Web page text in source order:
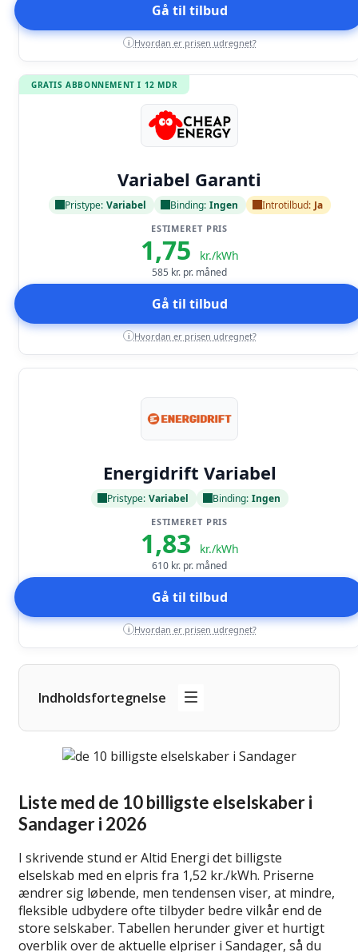
Gå til tilbud
i Hvordan er prisen udregnet?
GRATIS ABBONNEMENT I 12 MDR
Variabel Garanti
Pristype: Variabel Binding: Ingen Introtilbud: Ja
ESTIMERET PRIS
1,75 kr./kWh
585 kr. pr. måned
Gå til tilbud
i Hvordan er prisen udregnet?
Energidrift Variabel
Pristype: Variabel Binding: Ingen
ESTIMERET PRIS
1,83 kr./kWh
610 kr. pr. måned
Gå til tilbud
i Hvordan er prisen udregnet?
Indholdsfortegnelse
Liste med de 10 billigste elselskaber i
Sandager i 2026
I skrivende stund er Altid Energi det billigste
elselskab med en elpris fra 1,52 kr./kWh. Priserne
ændrer sig løbende, men tendensen viser, at mindre,
fleksible udbydere ofte tilbyder bedre vilkår end de
store selskaber. Tabellen herunder giver et hurtigt
overblik over de aktuelle elpriser i Sandager, så du